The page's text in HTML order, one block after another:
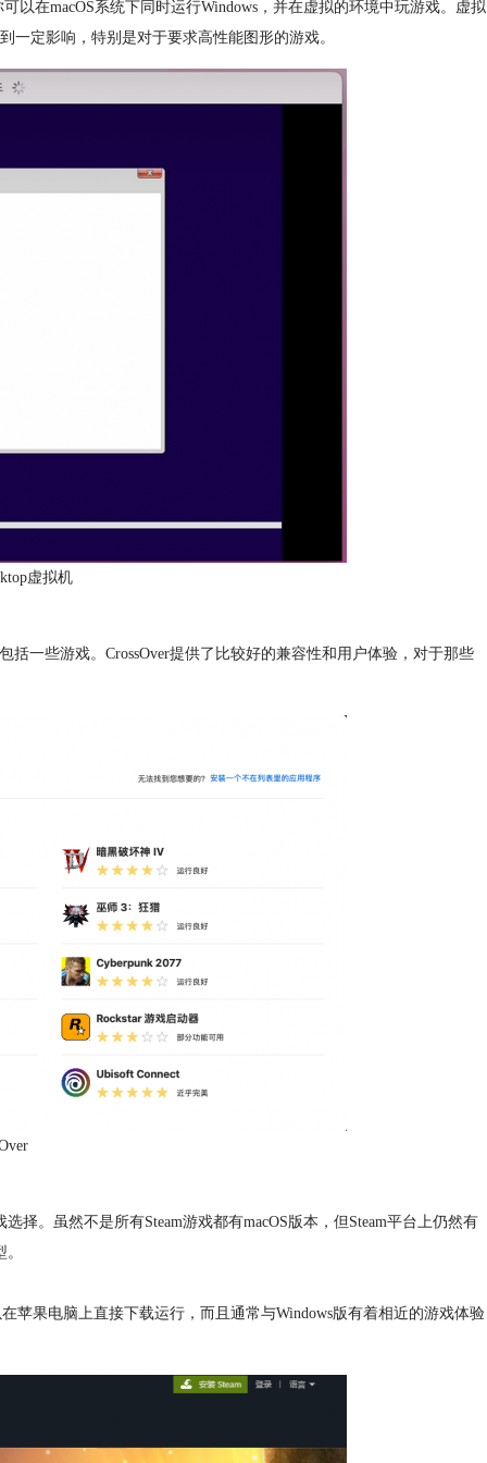
以在macOS系统下同时运行Windows，并在虚拟的环境中玩游戏。虚拟
定影响，特别是对于要求高性能图形的游戏。
虚拟机
括一些游戏。CrossOver提供了比较好的兼容性和用户体验，对于那些
择。虽然不是所有Steam游戏都有macOS版本，但Steam平台上仍然有
苹果电脑上直接下载运行，而且通常与Windows版有着相近的游戏体验